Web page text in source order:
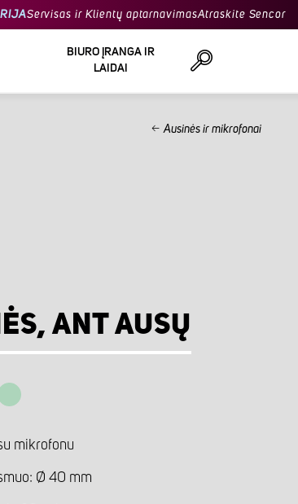
Servisas ir Klientų aptarnavimasAtraskite Sencor
BIURO ĮRANGA IR
LAIDAI
Ausinės ir mikrofonai
ANT AUSŲ
mikrofonu
Ø 40 mm